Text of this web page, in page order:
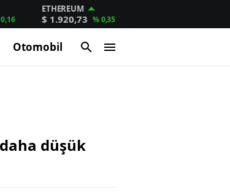
ETHEREUM
$ 1.920,73 % 0,35
Otomobil
düşük